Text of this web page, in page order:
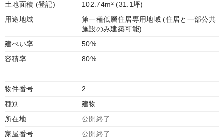
土地面積 (登記)
102.74m² (31.1坪)
用途地域
第一種低層住居専用地域 (住居と一部公共
施設のみ建築可能)
建ぺい率
50%
容積率
80%
物件番号
2
種別
建物
所在地
公開終了
家屋番号
公開終了